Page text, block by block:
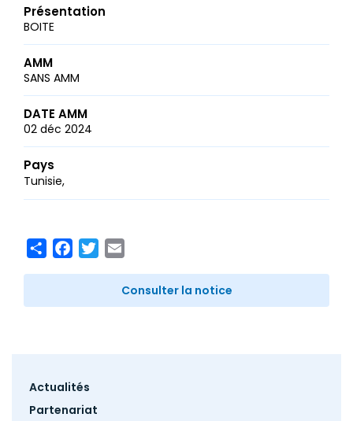
Présentation
BOITE
AMM
SANS AMM
DATE AMM
02 déc 2024
Pays
Tunisie
ShareFacebook
Twitter
Consulter la notice
Footer
Actualités
Partenariat